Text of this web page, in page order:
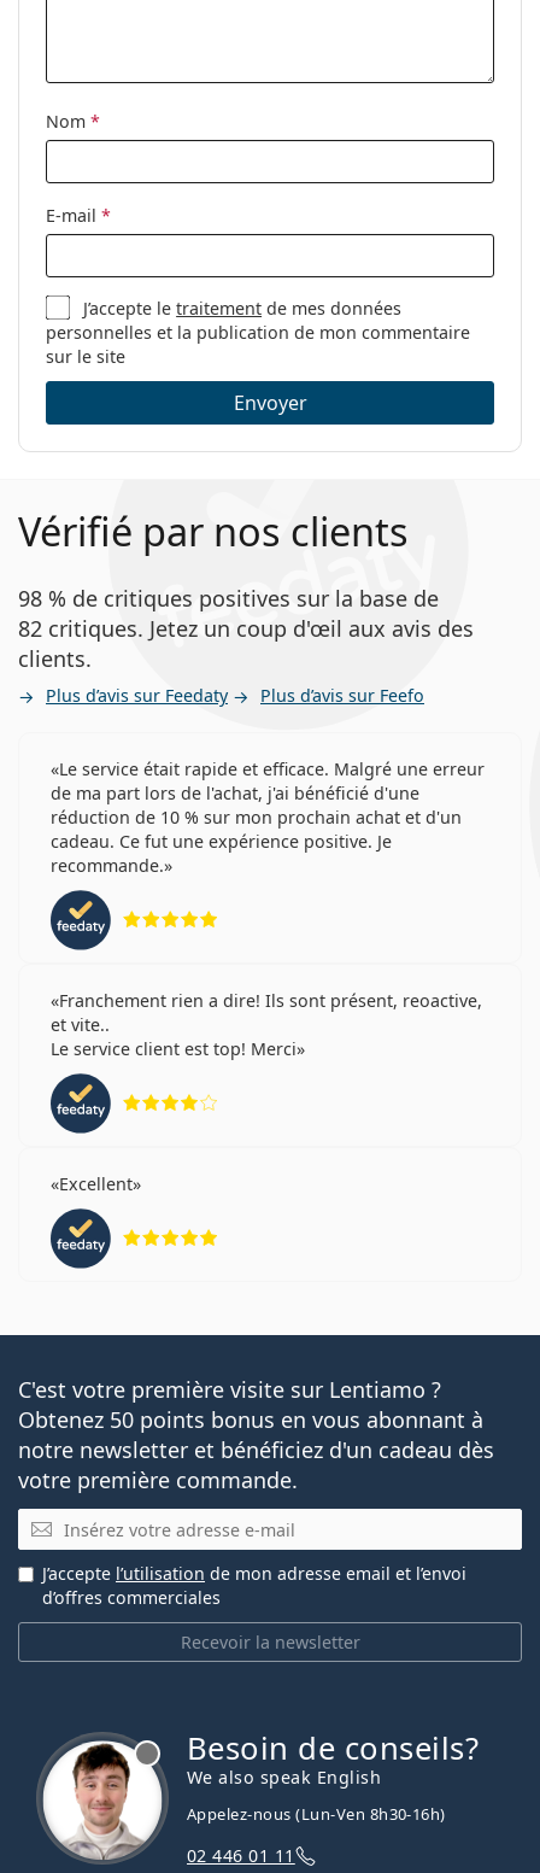
Nom *
E-mail *
J’accepte letraitement de mes données
personnelles et la publication de mon commentaire
sur le site
Envoyer
Vérifié par nos clients
98 % de critiques positives sur la base de
82 critiques. Jetez un coup d'œil aux avis des
clients.
Plus d’avis sur Feedaty Plus d’avis sur Feefo
Le service était rapide et efficace. Malgré une erreur
de ma part lors de l'achat, j'ai bénéficié d'une
réduction de 10 % sur mon prochain achat et d'un
cadeau. Ce fut une expérience positive. Je
recommande.
Franchement rien a dire! Ils sont présent, reoactive,
et vite..
Le service client est top! Merci
Excellent
C'est votre première visite sur Lentiamo ?
Obtenez 50 points bonus en vous abonnant à
notre newsletter et bénéficiez d'un cadeau dès
votre première commande.
E-mail
Recevoir la newsletter
J’accepte l’utilisation de mon adresse email et l’envoi
d’offres commerciales
Besoin de conseils?
We also speak English
Appelez-nous (Lun-Ven 8h30-16h)
02 446 01 11